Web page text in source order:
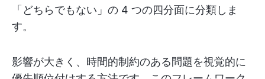
「どちらでもない」の 4 つの四分面に分類しま
す。
影響が大きく、時間的制約のある問題を視覚的に